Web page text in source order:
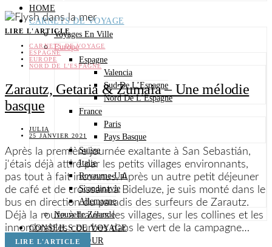
HOME
CARNETS DE VOYAGE
Voyages En Ville
Europe
Espagne
Valencia
Sud De L’Espagne
Nord De L’Espagne
France
Paris
Pays Basque
Suisse
Italie
Royaume-Uni
Scandinavie
Allemagne
Nouvelle Zélande
CONSEILS DE VOYAGE
NOTES D’AMOUR
LIRE L'ARTICLE
CARNETS DE VOYAGE
ESPAGNE
EUROPE
NORD DE L’ESPAGNE
Zarautz, Getaria & Zumaia – Une mélodie
basque
JULIA
25 JANVIER 2021
Après la première journée exaltante à San Sebastián,
j'étais déjà attiré par les petits villages environnants,
pas tout à fait inconnus. Après un autre petit déjeuner
de café et de croissant à Bideluze, je suis monté dans le
bus en direction du paradis des surfeurs de Zarautz.
Déjà la route à travers les villages, sur les collines et les
innombrables courbes dans le vert de la campagne…
LIRE L'ARTICLE